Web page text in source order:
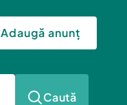
Adaugă anunț
Caută